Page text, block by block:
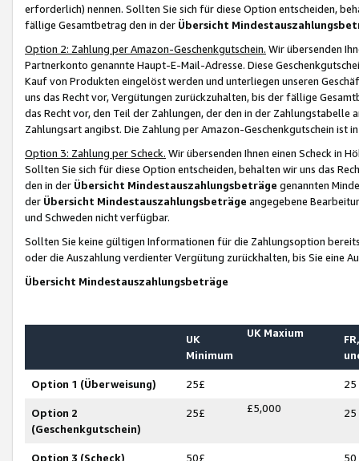
erforderlich) nennen. Sollten Sie sich für diese Option entscheiden,
fällige Gesamtbetrag den in der Übersicht
Option 2: Zahlung per Amazon-Geschenkgutschein. Wir übersenden
Partnerkonto genannte Haupt-E-Mail-Adresse. Diese
Kauf von Produkten eingelöst werden und unterliegen unseren
uns das Recht vor, Vergütungen zurückzuhalten, bis der fällige
das Recht vor, den Teil der Zahlungen, der den in der
Zahlungsart angibst. Die Zahlung per Amazon-Geschenkgutschein ist
Option 3: Zahlung per Scheck. Wir übersenden Ihnen einen Scheck in
Sollten Sie sich für diese Option entscheiden, behalten wir uns das
den in der Übersicht Mindestauszahlungsbeträge genannten
der Übersicht Mindestauszahlungsbeträge angegebene
und Schweden nicht verfügbar.
Sollten Sie keine gültigen Informationen für die Zahlungsoption
oder die Auszahlung verdienter Vergütung zurückhalten, bis Sie
Übersicht Mindestauszahlungsbeträge
UK
Minimum
UK Maxium
Option 1 (Überweisung) 25£ 25
Option 2
(Geschenkgutschein)
25£ £5,000 25
Option 3 (Scheck) 50£ 50